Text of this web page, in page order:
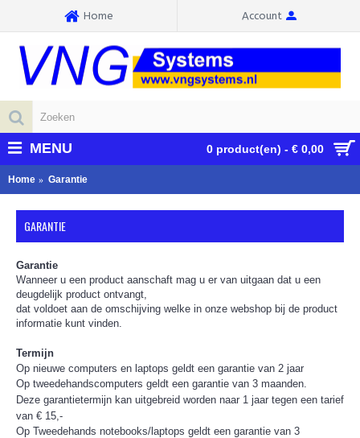
Home Account
0 product(en) - € 0,00
MENU
Home Garantie
GARANTIE
Garantie
Wanneer u een product aanschaft mag u er van uitgaan dat u een
deugdelijk product ontvangt,
dat voldoet aan de omschijving welke in onze webshop bij de product
informatie kunt vinden.
Termijn
Op nieuwe computers en laptops geldt een garantie van 2 jaar
Op tweedehandscomputers geldt een garantie van 3 maanden.
Deze garantietermijn kan uitgebreid worden naar 1 jaar tegen een tarief
van € 15,-
Op Tweedehands notebooks/laptops geldt een garantie van 3